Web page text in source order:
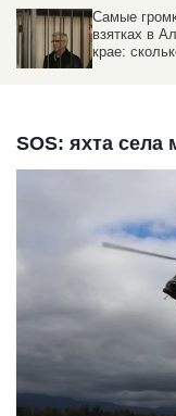
Самые
взятках в
крае:
SOS: яхта села